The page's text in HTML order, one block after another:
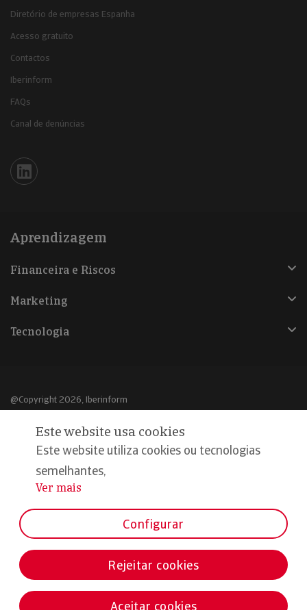
Diretório de empresas Espanha
Acesso gratuito
Contactos
Iberinform
FAQs
Canal de denúncias
Iberinform en Linkedin
Aprendizagem
Financeira e Riscos
Marketing
Tecnologia
@Copyright 2026, Iberinform
Aviso legal
Política de cookies
Declaração de privacidade
Este website usa cookies
Este website utiliza cookies ou tecnologias
semelhantes,
...
Ver mais
Configurar
Rejeitar cookies
Aceitar cookies